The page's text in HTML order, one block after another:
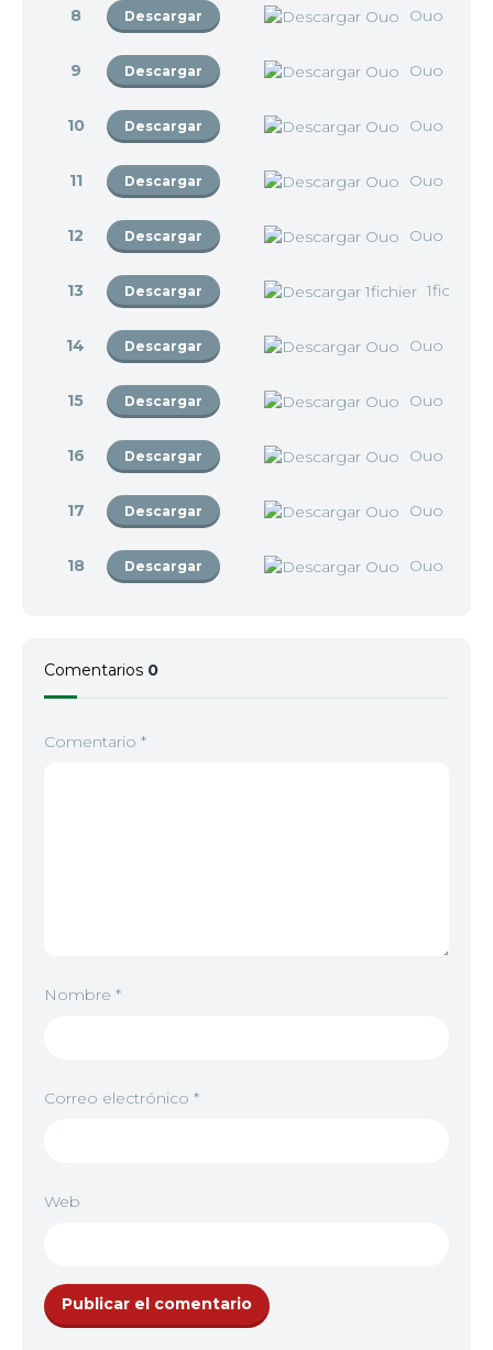
8 Descargar Ouo
9 Descargar Ouo
10 Descargar Ouo
11 Descargar Ouo
12 Descargar Ouo
13 Descargar 1fichier
14 Descargar Ouo
15 Descargar Ouo
16 Descargar Ouo
17 Descargar Ouo
18 Descargar Ouo
Comentarios 0
Comentario *
Nombre *
Correo electrónico *
Web